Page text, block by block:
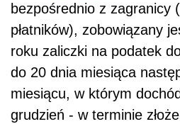
bezpośrednio z zagranicy
płatników), zobowiązany
roku zaliczki na podatek
do 20 dnia miesiąca
miesiącu, w którym
grudzień - w terminie